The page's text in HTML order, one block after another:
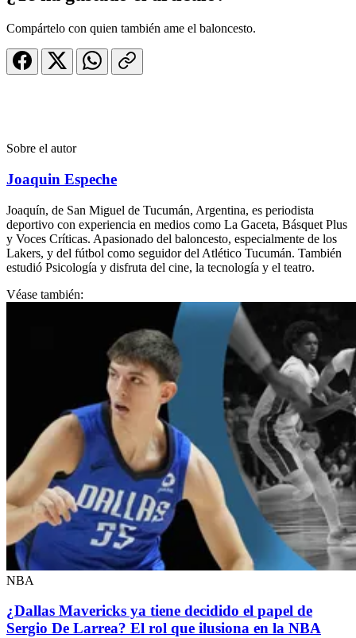
Compártelo con quien también ame el baloncesto.
Sobre el autor
Joaquin Espeche
Joaquín, de San Miguel de Tucumán, Argentina, es periodista
deportivo con experiencia en medios como La Gaceta, Básquet Plus
y Voces Críticas. Apasionado del baloncesto, especialmente de los
Lakers, y del fútbol como seguidor del Atlético Tucumán. También
estudió Psicología y disfruta del cine, la tecnología y el teatro.
Véase también:
NBA
¿Dallas Mavericks ya tiene decidido el papel de
Sergio De Larrea? El rol que ilusiona en la NBA